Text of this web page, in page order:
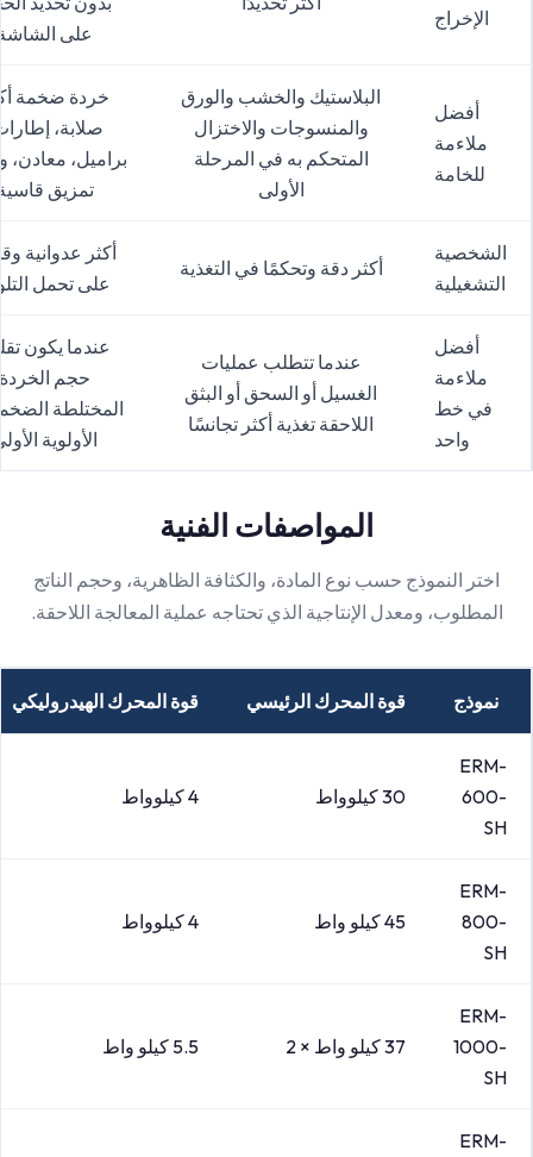
الإخراج
على
أفضل
ملاءمة
للخامة
البلاستيك والخشب والورق
والمنسوجات والاختزال
المتحكم به في المرحلة
الأولى
خردة ضخمة
صلابة،
براميل، معادن،
تمزيق
الشخصية
التشغيلية
أكثر دقة وتحكمًا في التغذية
أكثر عدوانية
على تحمل
أفضل
ملاءمة
في خط
واحد
عندما تتطلب عمليات
الغسيل أو السحق أو البثق
اللاحقة تغذية أكثر تجانسًا
عندما يكون
حجم الخردة
المختلطة
الأولوية
المواصفات الفنية
اختر النموذج حسب نوع المادة، والكثافة الظاهرية، وحجم الناتج
المطلوب، ومعدل الإنتاجية الذي تحتاجه عملية المعالجة اللاحقة.
نموذج قوة المحرك الرئيسي قوة المحرك الهيدروليكي
ERM-
600-
SH
30 كيلوواط 4 كيلوواط
ERM-
800-
SH
45 كيلو واط 4 كيلوواط
ERM-
1000-
SH
37 كيلو واط × 2 5.5 كيلو واط
ERM-